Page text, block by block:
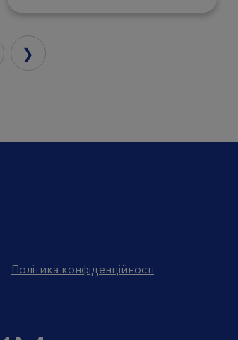
❯
Політика конфіденційності